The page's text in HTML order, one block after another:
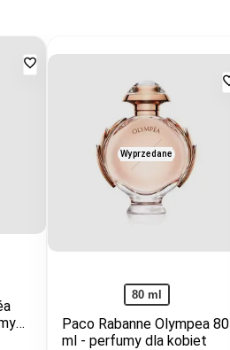
Dodaj
Wyprzedane
80 ml
Paco Rabanne Olympea 80
ml - perfumy dla kobiet